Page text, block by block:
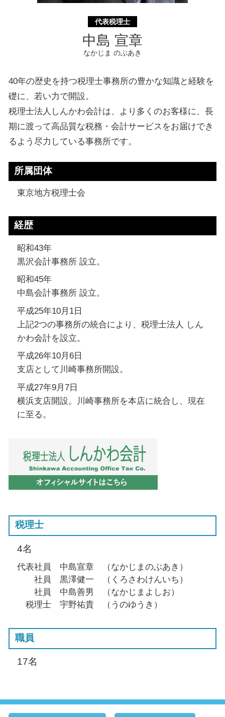
代表税理士
中島 宣章
なかじま のぶあき
40年の歴史を持つ税理士事務所の豊かな知識と経験を
礎に、若い力で開設。
税理士法人しんかわ会計は、より多くのお客様に、長
期に渡って高品質な税務・会計サービスをお届けでき
るよう尽力している事務所です。
所属団体
東京地方税理士会
経歴
昭和43年
黒沢会計事務所 設立。
昭和45年
中島会計事務所 設立。
平成25年10月1日
上記2つの事務所の統合により、税理士法人 しん
かわ会計を設立。
平成26年10月6日
支店として川崎事務所開設。
平成27年9月7日
横浜支店開設。川崎事務所を本店に統合し、現在
に至る。
税理士
4名
代表社員 中島宣章 （なかじまのぶあき）
社員 黒澤健一 （くろさわけんいち）
社員 中島善男 （なかじまよしお）
税理士 宇野祐貴 （うのゆうき）
職員
17名